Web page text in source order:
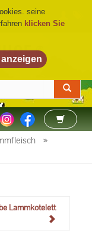
©
»
Lammkotelett
seine
klicken Sie